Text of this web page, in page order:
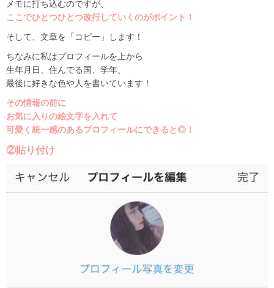
メモに打ち込むのですが、
ここでひとつひとつ改行していくのがポイント！
そして、文章を「コピー」します！
ちなみに私はプロフィールを上から
生年月日、住んでる国、学年、
最後に好きな色や人を書いています！
その情報の前に
お気に入りの絵文字を入れて
可愛く統一感のあるプロフィールにできると◎！
②貼り付け